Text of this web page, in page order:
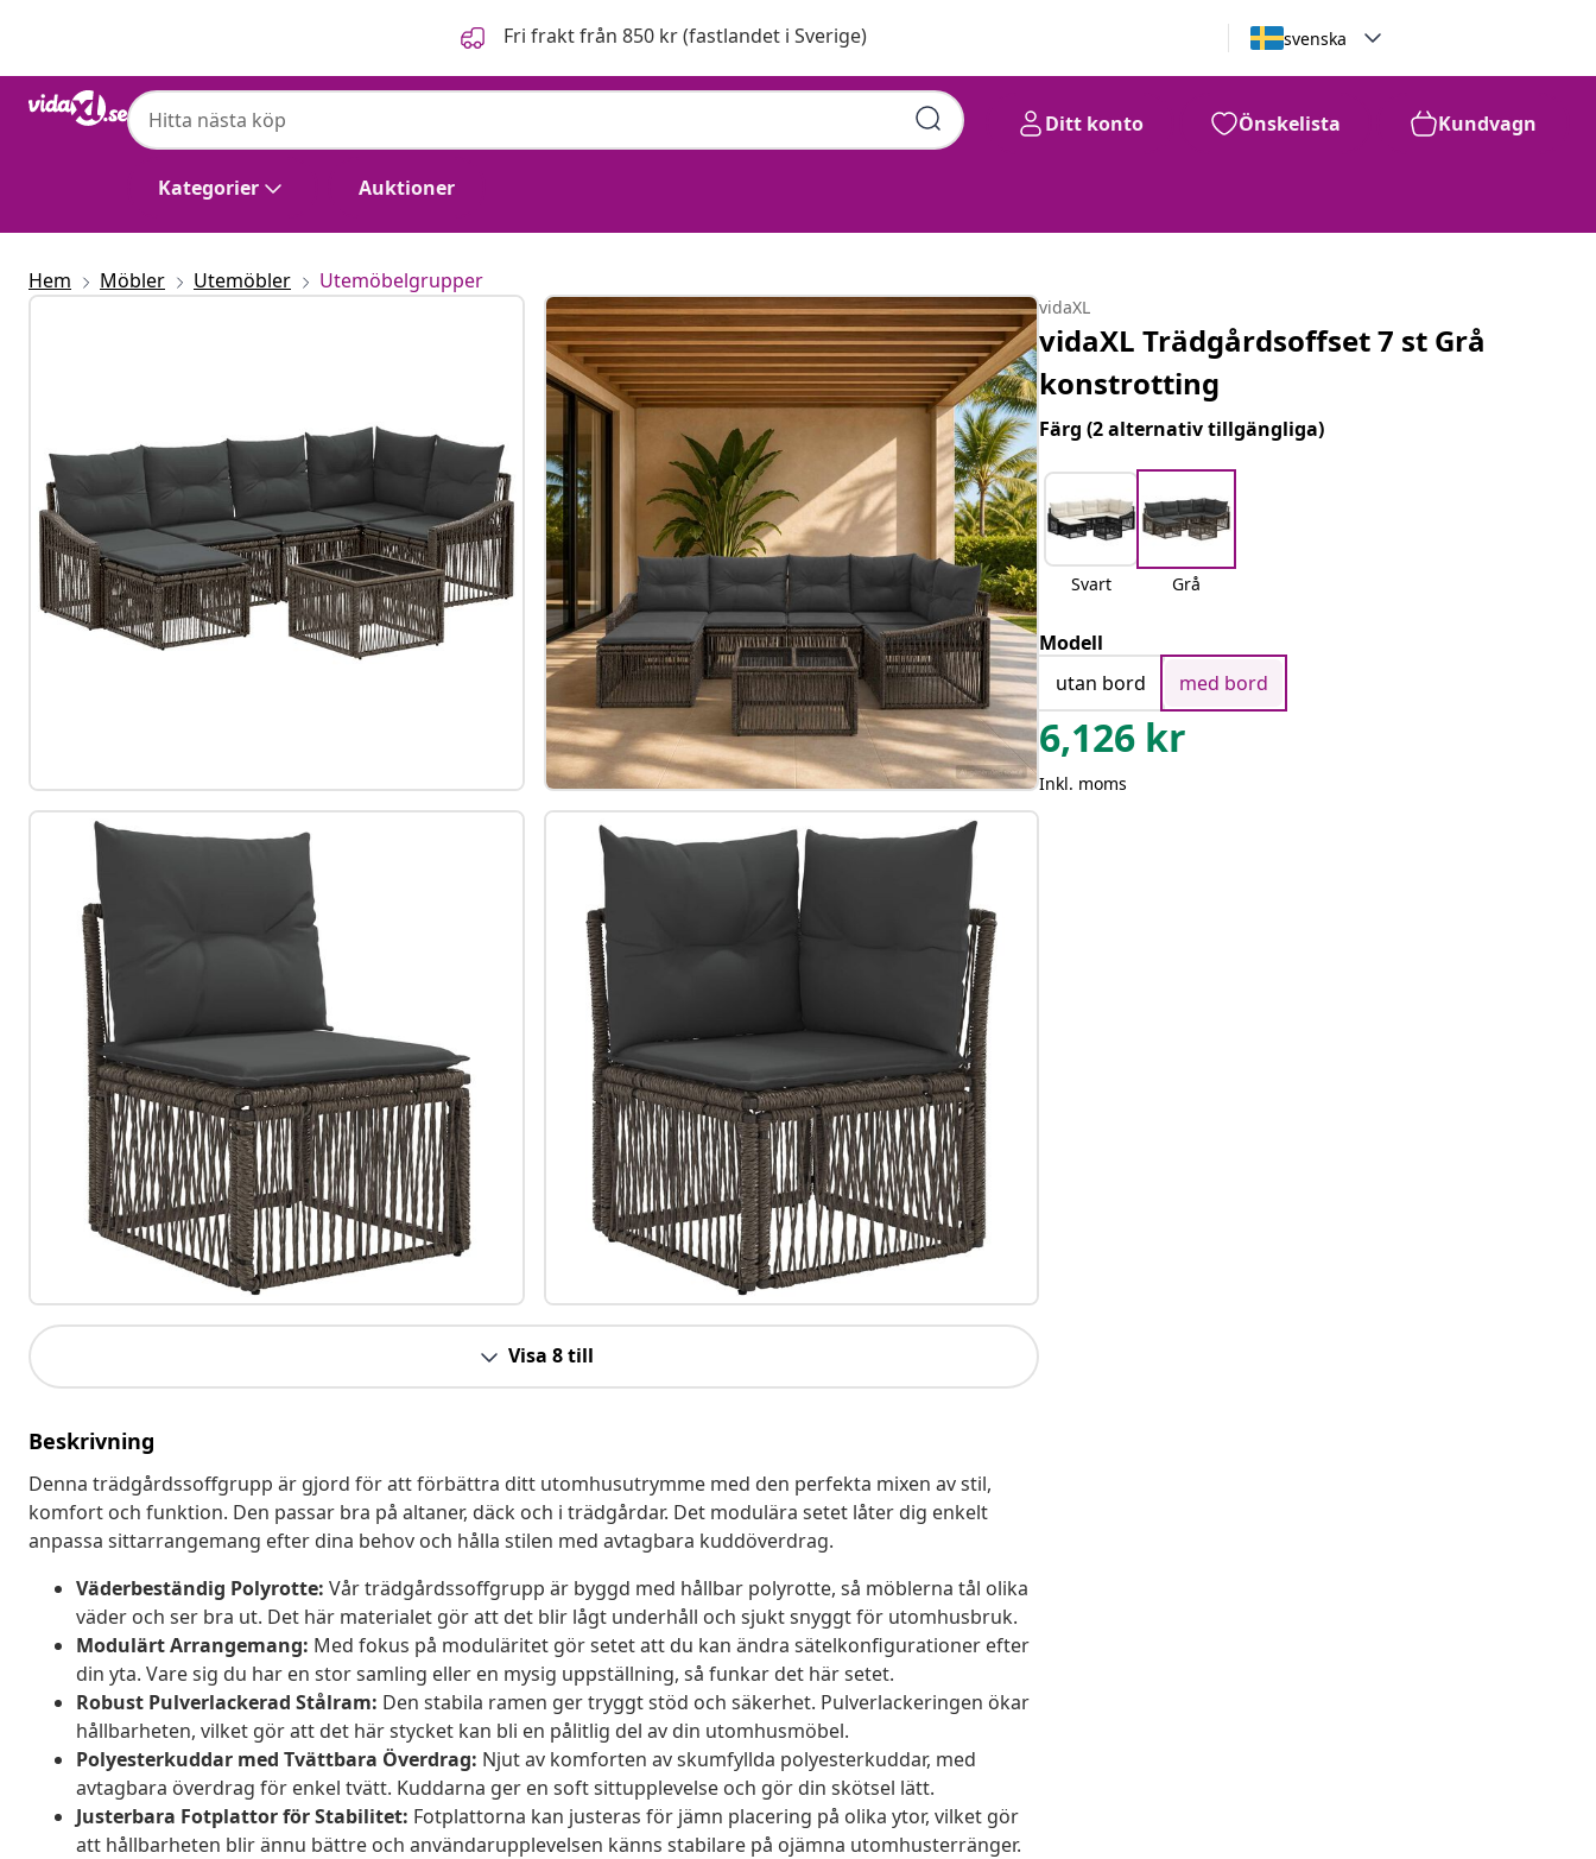
Fri frakt från 850 kr (fastlandet i Sverige) svenska
Kategorier Auktioner
Ditt konto Önskelista Kundvagn
Hem Möbler Utemöbler Utemöbelgrupper
Visa 8 till
Beskrivning
Denna trädgårdssoffgrupp är gjord för att förbättra ditt utomhusutrymme med den perfekta mixen av stil,
komfort och funktion. Den passar bra på altaner, däck och i trädgårdar. Det modulära setet låter dig enkelt
anpassa sittarrangemang efter dina behov och hålla stilen med avtagbara kuddöverdrag.
Väderbeständig Polyrotte: Vår trädgårdssoffgrupp är byggd med hållbar polyrotte, så möblerna tål olika
väder och ser bra ut. Det här materialet gör att det blir lågt underhåll och sjukt snyggt för utomhusbruk.
Modulärt Arrangemang: Med fokus på moduläritet gör setet att du kan ändra sätelkonfigurationer efter
din yta. Vare sig du har en stor samling eller en mysig uppställning, så funkar det här setet.
Robust Pulverlackerad Stålram: Den stabila ramen ger tryggt stöd och säkerhet. Pulverlackeringen ökar
hållbarheten, vilket gör att det här stycket kan bli en pålitlig del av din utomhusmöbel.
Polyesterkuddar med Tvättbara Överdrag: Njut av komforten av skumfyllda polyesterkuddar, med
avtagbara överdrag för enkel tvätt. Kuddarna ger en soft sittupplevelse och gör din skötsel lätt.
Justerbara Fotplattor för Stabilitet: Fotplattorna kan justeras för jämn placering på olika ytor, vilket gör
att hållbarheten blir ännu bättre och användarupplevelsen känns stabilare på ojämna utomhusterränger.
vidaXL
vidaXL Trädgårdsoffset 7 st Grå
konstrotting
Färg(2 alternativ tillgängliga)
Svart Grå
Modell
utan bord
med bord
6,126 kr
Inkl. moms